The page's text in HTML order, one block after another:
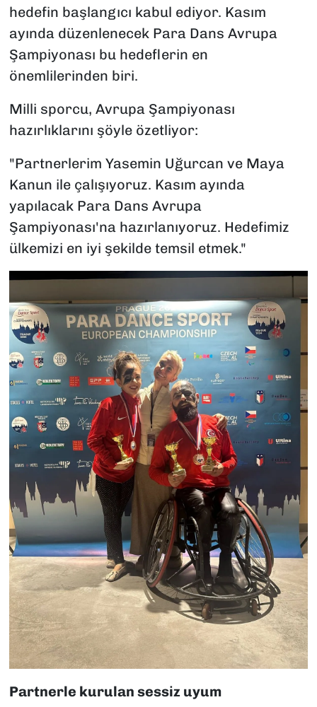
hedefin başlangıcı kabul ediyor. Kasım
ayında düzenlenecek Para Dans Avrupa
Şampiyonası bu hedeflerin en
önemlilerinden biri.
Milli sporcu, Avrupa Şampiyonası
hazırlıklarını şöyle özetliyor:
"Partnerlerim Yasemin Uğurcan ve Maya
Kanun ile çalışıyoruz. Kasım ayında
yapılacak Para Dans Avrupa
Şampiyonası'na hazırlanıyoruz. Hedefimiz
ülkemizi en iyi şekilde temsil etmek."
Partnerle kurulan sessiz uyum